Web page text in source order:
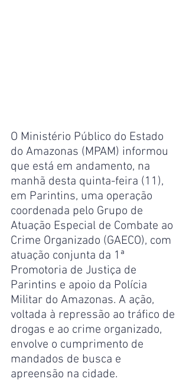
O Ministério Público do Estado
do Amazonas (MPAM) informou
que está em andamento, na
manhã desta quinta-feira (11),
em Parintins, uma operação
coordenada pelo Grupo de
Atuação Especial de Combate ao
Crime Organizado (GAECO), com
atuação conjunta da 1ª
Promotoria de Justiça de
Parintins e apoio da Polícia
Militar do Amazonas. A ação,
voltada à repressão ao tráfico de
drogas e ao crime organizado,
envolve o cumprimento de
mandados de busca e
apreensão na cidade.